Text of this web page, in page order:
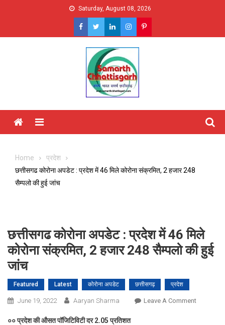
Saturday, August 08, 2026
Menu
Home
प्रदेश
छत्तीसगढ कोरोना अपडेट : प्रदेश में 46 मिले कोरोना संक्रमित, 2 हजार 248
सैम्पलो की हुई जांच
छत्तीसगढ कोरोना अपडेट : प्रदेश में 46 मिले
कोरोना संक्रमित, 2 हजार 248 सैम्पलो की हुई
जांच
Featured Latest कोरोना अपडेट छत्तीसगढ़ प्रदेश
June 19, 2022 Aaryan Sharma Leave A CommentOn
०० प्रदेश की औसत पॉजिटिविटी दर2.05प्रतिशत